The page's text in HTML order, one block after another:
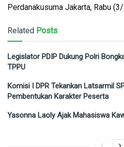
Perdanakusuma Jakarta, Rabu
Related Posts
Legislator PDIP Dukung Polri
TPPU
Komisi I DPR Tekankan Latsarmil
Pembentukan Karakter Peserta
Yasonna Laoly Ajak Mahasiswa